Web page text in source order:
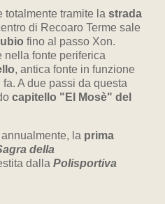
totalmente tramite la strada
di Recoaro Terme sale
fino al passo Xon.
nella fonte periferica
, antica fonte in funzione
A due passi da questa
capitello "El Mosè" del
la prima
della
dalla Polisportiva